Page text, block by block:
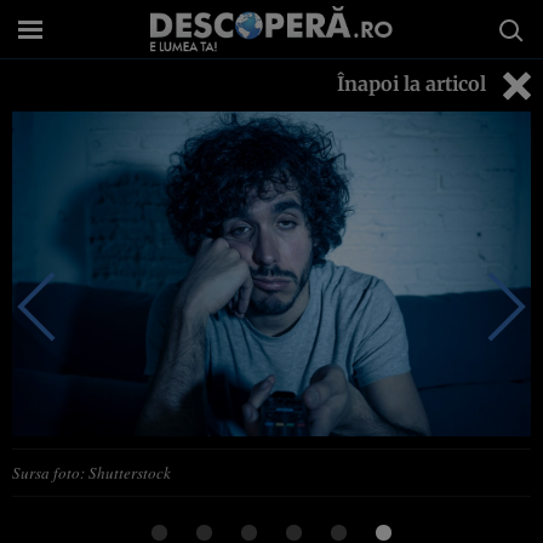
Înapoi la articol
Sursa foto: Shutterstock